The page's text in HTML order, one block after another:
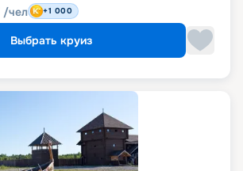
/чел +1 000
Выбрать круиз